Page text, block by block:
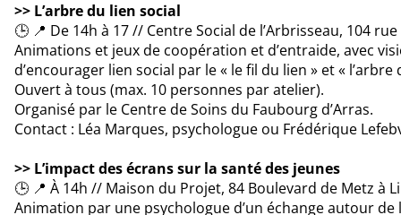
>> L’arbre du lien social
🕒 📍 De 14h à 17 // Centre Social de l’Arbrisseau, 104
Animations et jeux de coopération et d’entraide, avec
d’encourager lien social par le « le fil du lien » et «
Ouvert à tous (max. 10 personnes par atelier).
Organisé par le Centre de Soins du Faubourg d’Arras.
Contact : Léa Marques, psychologue ou Frédérique
>> L’impact des écrans sur la santé des jeunes
🕒 📍 À 14h // Maison du Projet, 84 Boulevard de Metz à
Animation par une psychologue d’un échange autour